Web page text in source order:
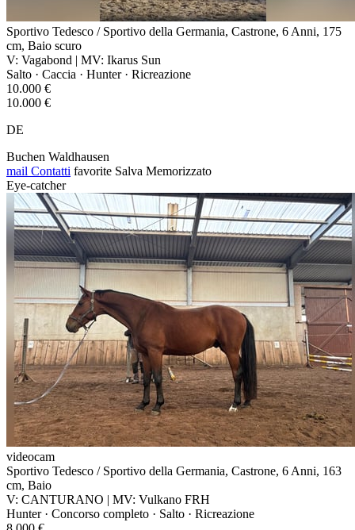
Sportivo Tedesco / Sportivo della Germania, Castrone, 6 Anni, 175
cm, Baio scuro
V: Vagabond | MV: Ikarus Sun
Salto · Caccia · Hunter · Ricreazione
10.000 €
10.000 €
DE
Buchen Waldhausen
mail Contatti favorite Salva Memorizzato
Eye-catcher
videocam
Sportivo Tedesco / Sportivo della Germania, Castrone, 6 Anni, 163
cm, Baio
V: CANTURANO | MV: Vulkano FRH
Hunter · Concorso completo · Salto · Ricreazione